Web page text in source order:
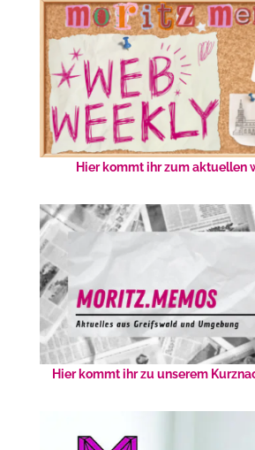
Hier kommt ihr zum aktuellen
Hier kommt ihr zu unserem